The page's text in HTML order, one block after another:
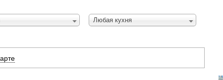
Любая кухня